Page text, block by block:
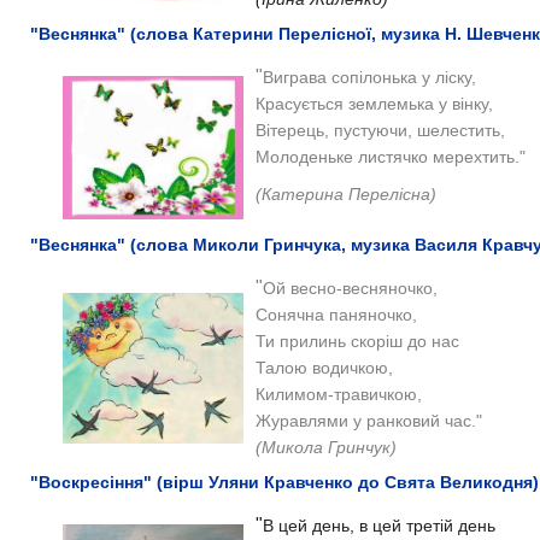
"Веснянка" (слова Катерини Перелісної, музика Н.
"Виграва сопілонька у ліску,
Красується землемька у вінку,
Вітерець, пустуючи, шелестить,
Молоденьке листячко мерехтить."
(Катерина Перелісна)
"Веснянка" (слова Миколи Гринчука, музика Василя
"Ой весно-весняночко,
Сонячна паняночко,
Ти прилинь скоріш до нас
Талою водичкою,
Килимом-травичкою,
Журавлями у ранковий час."
(Микола Гринчук)
"Воскресіння" (вірш Уляни Кравченко до Свята Великодня)
"В цей день, в цей третій день